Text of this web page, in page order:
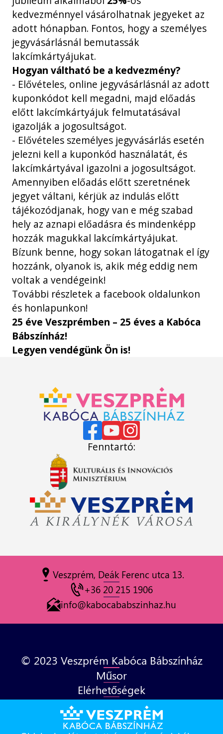
kedvezménnyel vásárolhatnak jegyeket az
adott hónapban. Fontos, hogy a személyes
jegyvásárlásnál bemutassák
lakcímkártyájukat.
Hogyan váltható be a kedvezmény?
- Elővételes, online jegyvásárlásnál az adott
kuponkódot kell megadni, majd előadás
előtt lakcímkártyájuk felmutatásával
igazolják a jogosultságot.
- Elővételes személyes jegyvásárlás esetén
jelezni kell a kuponkód használatát, és
lakcímkártyával igazolni a jogosultságot.
Amennyiben előadás előtt szeretnének
jegyet váltani, kérjük az indulás előtt
tájékozódjanak, hogy van e még szabad
hely az aznapi előadásra és mindenképp
hozzák magukkal lakcímkártyájukat.
Bízunk benne, hogy sokan látogatnak el így
hozzánk, olyanok is, akik még eddig nem
voltak a vendégeink!
További részletek a facebook oldalunkon
és honlapunkon!
25 éve Veszprémben – 25 éves a Kabóca
Bábszínház!
Legyen vendégünk Ön is!
Fenntartó:
Veszprém, Deák Ferenc utca 13.
+36 20 215 1906
info@kabocababszinhaz.hu
© 2023 Veszprém Kabóca Bábszínház
Műsor
Elérhetőségek
Adatvédelem
Hírlevél feliratkozás